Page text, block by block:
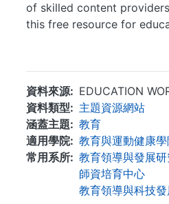
of skilled content
this free resource for
資料來源
EDUCATION
資料類型
主題資源網站
涵蓋主題
教育
適用學院
教育與運動健康
常用系所
教育領導與發展
師資培育中心
教育領導與科技